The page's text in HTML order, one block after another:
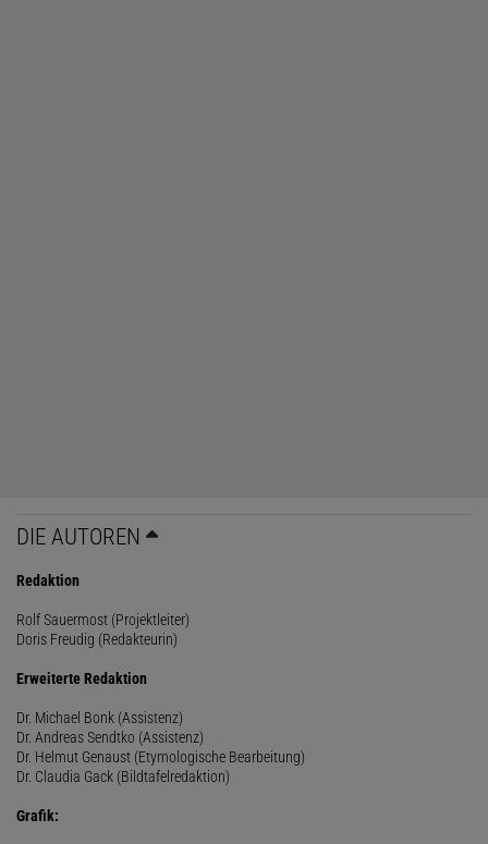
DIE AUTOREN
Redaktion
Rolf Sauermost (Projektleiter)
Doris Freudig (Redakteurin)
Erweiterte Redaktion
Dr. Michael Bonk (Assistenz)
Dr. Andreas Sendtko (Assistenz)
Dr. Helmut Genaust (Etymologische Bearbeitung)
Dr. Claudia Gack (Bildtafelredaktion)
Grafik: